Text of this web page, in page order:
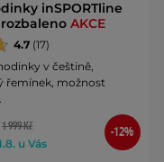
inSPORTline
rozbalenoAKCE
4.7 (17)
v češtině,
řemínek, možnost
1 999 Kč
u Vás
-12%